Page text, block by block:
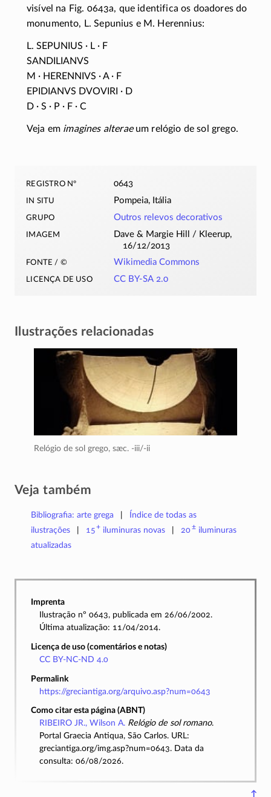
visível na Fig. 0643a, que identifica os doadores do
monumento, L. Sepunius e M. Herennius:
L. SEPUNIUS · L · F
SANDILIANVS
M · HERENNIVS · A · F
EPIDIANVS DVOVIRI · D
D · S · P · F · C
Veja em imagines alteraeum relógio de sol grego.
registro nº 0643
in situ Pompeia, Itália
grupo Outros relevos decorativos
imagem
Dave & Margie Hill / Kleerup,
16/12/2013
fonte / © Wikimedia Commons
licença de uso CC BY-SA 2.0
Ilustrações relacionadas
Relógio de sol grego, sæc. -iii/-ii
Veja também
Bibliografia: arte grega
Índice de todas as
ilustrações
15+ iluminuras novas 20±iluminuras
atualizadas
Imprenta
Ilustração nº 0643, publicada em 26/06/2002.
Última atualização: 11/04/2014.
Licença de uso (comentários e notas)
CC BY-NC-ND 4.0
Permalink
https://greciantiga.org/arquivo.asp?num=0643
Como citar esta página (ABNT)
RIBEIRO JR., Wilson A. Relógio de sol romano.
Portal Graecia Antiqua, São Carlos. URL:
greciantiga.org/img.asp?num=0643. Data da
consulta: 06/08/2026.
↑